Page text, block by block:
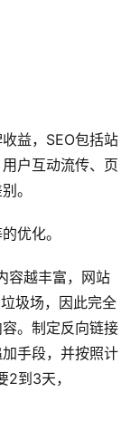
益，SEO包括站
户互动流传、页
。
优化。
容越丰富，网站
圾场，因此完全
。制定反向链接
手段，并按照计
到3天，